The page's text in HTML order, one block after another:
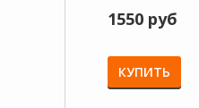
1550 руб
КУПИТЬ